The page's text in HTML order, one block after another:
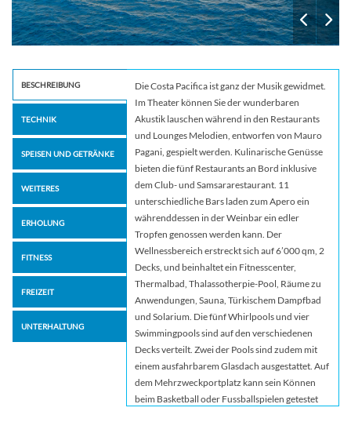
BESCHREIBUNG
TECHNIK
SPEISEN UND GETRÄNKE
WEITERES
ERHOLUNG
FITNESS
FREIZEIT
UNTERHALTUNG
Die Costa Pacifica ist ganz der Musik gewidmet.
Im Theater können Sie der wunderbaren
Akustik lauschen während in den Restaurants
und Lounges Melodien, entworfen von Mauro
Pagani, gespielt werden. Kulinarische Genüsse
bieten die fünf Restaurants an Bord inklusive
dem Club- und Samsararestaurant. 11
unterschiedliche Bars laden zum Apero ein
währenddessen in der Weinbar ein edler
Tropfen genossen werden kann. Der
Wellnessbereich erstreckt sich auf 6’000 qm, 2
Decks, und beinhaltet ein Fitnesscenter,
Thermalbad, Thalassotherpie-Pool, Räume zu
Anwendungen, Sauna, Türkischem Dampfbad
und Solarium. Die fünf Whirlpools und vier
Swimmingpools sind auf den verschiedenen
Decks verteilt. Zwei der Pools sind zudem mit
einem ausfahrbarem Glasdach ausgestattet. Auf
dem Mehrzweckportplatz kann sein Können
beim Basketball oder Fussballspielen getestet